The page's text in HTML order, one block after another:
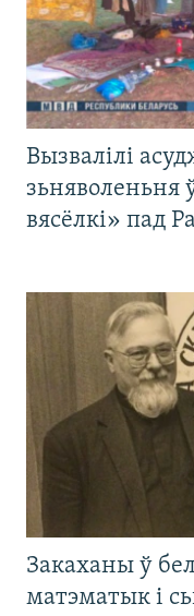
Вызвалілі
зьняволеньня
вясёлкі» пад
Закаханы ў
матэматык і